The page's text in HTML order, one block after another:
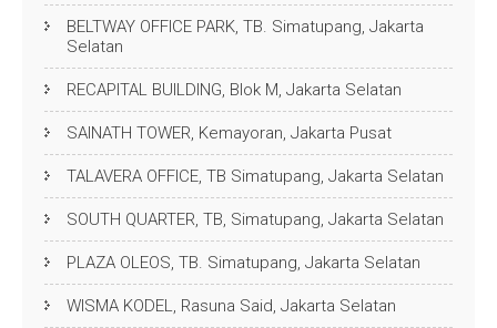
BELTWAY OFFICE PARK, TB. Simatupang, Jakarta
Selatan
RECAPITAL BUILDING, Blok M, Jakarta Selatan
SAINATH TOWER, Kemayoran, Jakarta Pusat
TALAVERA OFFICE, TB Simatupang, Jakarta Selatan
SOUTH QUARTER, TB, Simatupang, Jakarta Selatan
PLAZA OLEOS, TB. Simatupang, Jakarta Selatan
WISMA KODEL, Rasuna Said, Jakarta Selatan